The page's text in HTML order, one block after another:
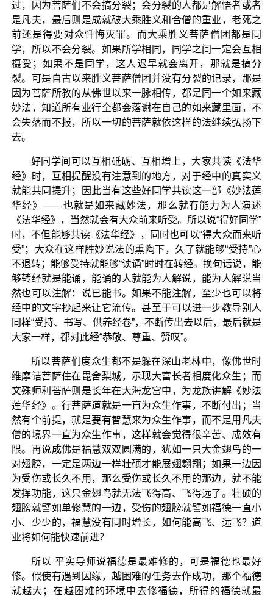
过，因为菩萨们不会搞分裂；会分裂的人都是解悟者或者
是凡夫，最后则是成就破大乘胜义和合僧的重业，老死之
前还是得要对众忏悔灭罪。而大乘胜义菩萨僧团都是同
学，所以不会分裂。如果所学相同，同学之间一定会互相
摄受；如果不是同学，这人迟早就会离开，那就是搞分
裂。可是自古以来胜义菩萨僧团并没有分裂的记录，那是
因为菩萨所教的从佛世以来一脉相传，都是同一个如来藏
妙法，知道所有业行全都会落谢在自己的如来藏里面，不
会失落而不报，所以一切的菩萨就依这样的法继续弘扬下
去。
好同学间可以互相砥砺、互相增上，大家共读《法华
经》时，互相提醒没有注意到的地方，对于经中的真实义
就能共同提升；因此当有这些好同学共读这一部《妙法莲
华经》——也就是如来藏妙法，那么就有能力为人演述
《法华经》，当然就会有大众前来听受。所以说“得好同学”
时，不但能够共读《法华经》，同时也可以“得大众而来听
受”；大众在这样胜妙说法的熏陶下，久了就能够“受持”心
不退转；能够受持就能够“读诵”时时在转经。换句话说，能
够转经就是能诵，能诵的人就能为人解说，能为人解说当
然也可以注解：说已能书。如果不能注解，至少也可以将
经中的文字抄起来让它流传。甚至于可以进一步教导别人
同样“受持、书写、供养经卷”，不断传出去以后，最后就是
大家一样，都对此经“恭敬、尊重、赞叹”。
所以菩萨们度众生都不是躲在深山老林中，像佛世时
维摩诘菩萨住在毘舍梨城，示现大富长者相度化众生；而
文殊师利菩萨则是长年在大海龙宫中，为龙族讲解《妙法
莲华经》。行菩萨道就是一直为众生作事，不断付出；当
然有个前提，就是要有智慧来为众生作事，而不是用凡夫
僧的境界一直为众生作事，这样就会觉得很辛苦、成效有
限。再说成佛是福慧双双圆满的，犹如一只大金翅鸟的一
对翅膀，一定是两边一样壮硕才能展翅翱翔；如果一边因
为受伤或长久不用，那么受伤或长久不用的那边，就不能
发挥功能，这只金翅鸟就无法飞得高、飞得远了。壮硕的
翅膀就譬如单修慧的一边，受伤的翅膀就譬如福德一直小
小、少少的，福慧没有同时增长，如何能高飞、远飞？道
业将如何能快速前进？
所以 平实导师说福德是最难修的，可是福德也最好
修。假使有遇到因缘，越困难的任务去作成功，那个福德
就越大；在越困难的环境中去修福德，所得的福德就最